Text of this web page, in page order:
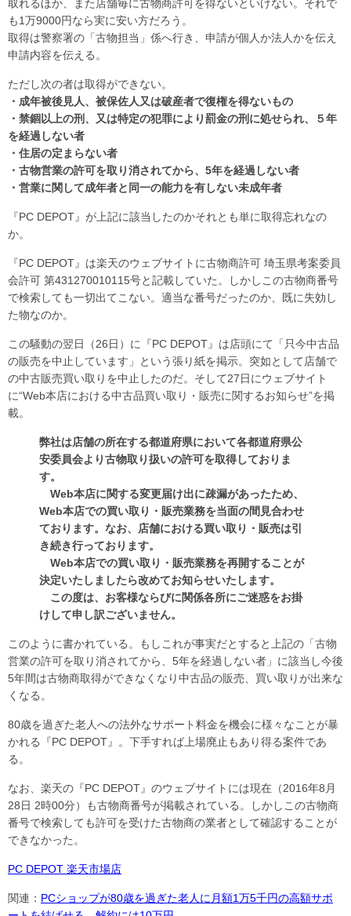
取れるほか、また店舗毎に古物商許可を得ないといけない。それで
も1万9000円なら実に安い方だろう。
取得は警察署の「古物担当」係へ行き、申請が個人か法人かを伝え
申請内容を伝える。
ただし次の者は取得ができない。
・成年被後見人、被保佐人又は破産者で復権を得ないもの
・禁錮以上の刑、又は特定の犯罪により罰金の刑に処せられ、５年
を経過しない者
・住居の定まらない者
・古物営業の許可を取り消されてから、5年を経過しない者
・営業に関して成年者と同一の能力を有しない未成年者
『PC DEPOT』が上記に該当したのかそれとも単に取得忘れなの
か。
『PC DEPOT』は楽天のウェブサイトに古物商許可 埼玉県考案委員
会許可 第431270010115号と記載していた。しかしこの古物商番号
で検索しても一切出てこない。適当な番号だったのか、既に失効し
た物なのか。
この騒動の翌日（26日）に『PC DEPOT』は店頭にて「只今中古品
の販売を中止しています」という張り紙を掲示。突如として店舗で
の中古販売買い取りを中止したのだ。そして27日にウェブサイト
に“Web本店における中古品買い取り・販売に関するお知らせ”を掲
載。
弊社は店舗の所在する都道府県において各都道府県公
安委員会より古物取り扱いの許可を取得しておりま
す。
Web本店に関する変更届け出に疎漏があったため、
Web本店での買い取り・販売業務を当面の間見合わせ
ております。なお、店舗における買い取り・販売は引
き続き行っております。
Web本店での買い取り・販売業務を再開することが
決定いたしましたら改めてお知らせいたします。
この度は、お客様ならびに関係各所にご迷惑をお掛
けして申し訳ございません。
このように書かれている。もしこれが事実だとすると上記の「古物
営業の許可を取り消されてから、5年を経過しない者」に該当し今後
5年間は古物商取得ができなくなり中古品の販売、買い取りが出来な
くなる。
80歳を過ぎた老人への法外なサポート料金を機会に様々なことが暴
かれる『PC DEPOT』。下手すれば上場廃止もあり得る案件であ
る。
なお、楽天の『PC DEPOT』のウェブサイトには現在（2016年8月
28日 2時00分）も古物商番号が掲載されている。しかしこの古物商
番号で検索しても許可を受けた古物商の業者として確認することが
できなかった。
PC DEPOT 楽天市場店
関連： PCショップが80歳を過ぎた老人に月額1万5千円の高額サポ